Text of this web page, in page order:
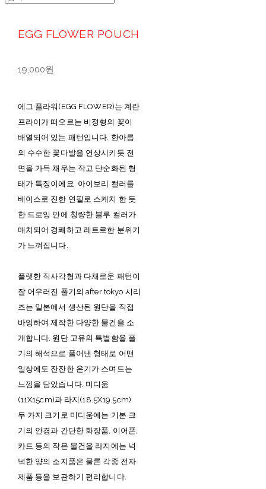
EGG FLOWER POUCH
19,000원
에그 플라워(EGG FLOWER)는 계란
프라이가 떠오르는 비정형의 꽃이
배열되어 있는 패턴입니다. 한아름
의 수수한 꽃다발을 연상시키듯 전
면을 가득 채우는 작고 단순화된 형
태가 특징이에요. 아이보리 컬러를
베이스로 진한 연필로 스케치 한 듯
한 드로잉 안에 청량한 블루 컬러가
매치되어 경쾌하고 레트로한 분위기
가 느껴집니다.
플랫한 직사각형과 다채로운 패턴이
잘 어우러진 풀기의 after tokyo 시리
즈는 일본에서 생산된 원단을 직접
바잉하여 제작한 다양한 물건을 소
개합니다. 원단 고유의 특별함을 풀
기의 해석으로 풀어낸 형태로 어떤
일상에도 잔잔한 온기가 스며드는
느낌을 담았습니다. 미디움
(11X15cm)과 라지(18.5X19.5cm)
두 가지 크기로 미디움에는 기본 크
기의 안경과 간단한 화장품, 이어폰,
카드 등의 작은 물건을 라지에는 넉
넉한 양의 소지품은 물론 각종 전자
제품 등을 보관하기 편리합니다.